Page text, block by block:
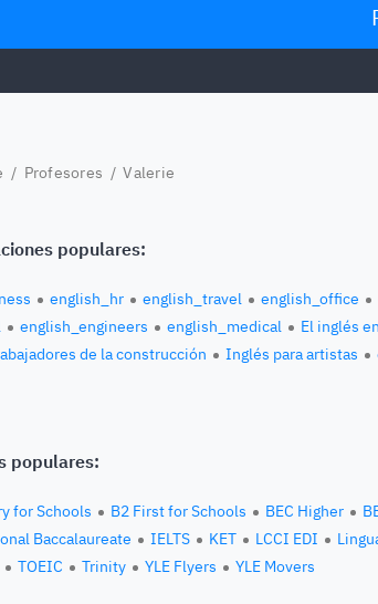
/ Profesores / Valerie
populares:
english_hr english_travel english_office
english_engineers english_medical El inglés
de la construcción
Inglés para artistas
populares:
for Schools B2 First for Schools BEC Higher
Baccalaureate
IELTS KET LCCI EDI
TOEIC Trinity YLE Flyers YLE Movers